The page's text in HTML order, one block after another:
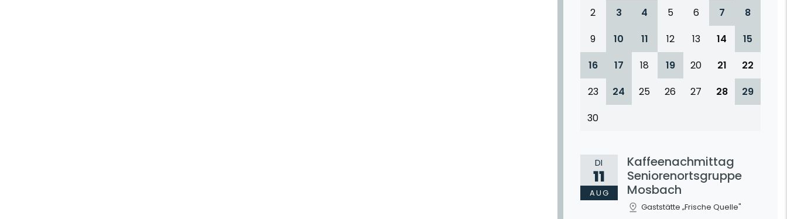
2
3 4 5 6 7
8
9
10 11 12 13 14
15
16
17 18 19 20 21
22
23
24 25 26 27 28
29
30
DI
11
AUG
Kaffeenachmittag
Seniorenortsgruppe
Mosbach
Gaststätte „Frische Quelle"